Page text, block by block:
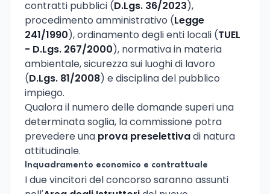
contratti pubblici (D.Lgs. 36/2023),
procedimento amministrativo (Legge
241/1990), ordinamento degli enti locali (TUEL
- D.Lgs. 267/2000), normativa in materia
ambientale, sicurezza sui luoghi di lavoro
(D.Lgs. 81/2008) e disciplina del pubblico
impiego.
Qualora il numero delle domande superi una
determinata soglia, la commissione potra
prevedere una prova preselettivadi natura
attitudinale.
Inquadramento economico e contrattuale
I due vincitori del concorso saranno assunti